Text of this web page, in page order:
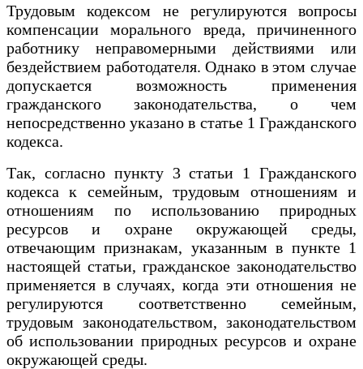
Трудовым кодексом не регулируются вопросы
компенсации морального вреда, причиненного
работнику неправомерными действиями или
бездействием работодателя. Однако в этом случае
допускается возможность применения
гражданского законодательства, о чем
непосредственно указано в статье 1 Гражданского
кодекса.
Так, согласно пункту 3 статьи 1 Гражданского
кодекса к семейным, трудовым отношениям и
отношениям по использованию природных
ресурсов и охране окружающей среды,
отвечающим признакам, указанным в пункте 1
настоящей статьи, гражданское законодательство
применяется в случаях, когда эти отношения не
регулируются соответственно семейным,
трудовым законодательством, законодательством
об использовании природных ресурсов и охране
окружающей среды.